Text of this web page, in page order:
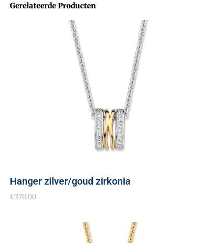
Gerelateerde Producten
Hanger zilver/goud zirkonia
€370.00